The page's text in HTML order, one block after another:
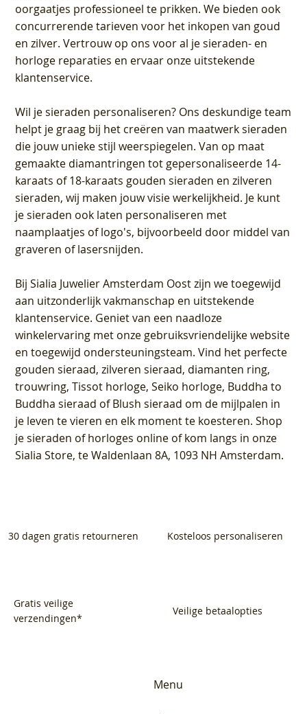
oorgaatjes professioneel te prikken. We bieden ook
concurrerende tarieven voor het inkopen van goud
en zilver. Vertrouw op ons voor al je sieraden- en
horloge reparaties en ervaar onze uitstekende
klantenservice.
Wil je sieraden personaliseren? Ons deskundige team
helpt je graag bij het creëren van maatwerk sieraden
die jouw unieke stijl weerspiegelen. Van op maat
gemaakte diamantringen tot gepersonaliseerde 14-
karaats of 18-karaats gouden sieraden en zilveren
sieraden, wij maken jouw visie werkelijkheid. Je kunt
je sieraden ook laten personaliseren met
naamplaatjes of logo's, bijvoorbeeld door middel van
graveren of lasersnijden.
BijSialia Juwelier Amsterdam Oostzijn we toegewijd
aan uitzonderlijk vakmanschap en uitstekende
klantenservice. Geniet van een naadloze
winkelervaring met onze gebruiksvriendelijke website
en toegewijd ondersteuningsteam. Vind het perfecte
gouden sieraad, zilveren sieraad, diamanten ring,
trouwring, Tissot horloge, Seiko horloge, Buddha to
Buddha sieraad of Blush sieraad om de mijlpalen in
je leven te vieren en elk moment te koesteren. Shop
je sieraden of horloges online of kom langs in onze
Sialia Store, te Waldenlaan 8A, 1093 NH Amsterdam.
30 dagen gratis retourneren Kosteloos personaliseren
Gratis veilige
verzendingen*
Veilige betaalopties
Menu